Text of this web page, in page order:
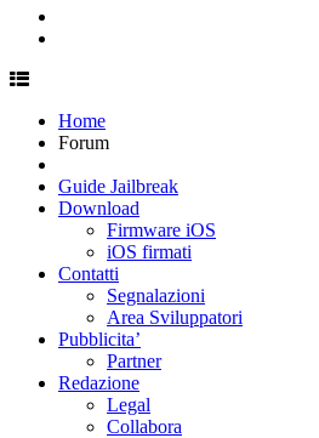
Home
Forum
Guide Jailbreak
Download
Firmware iOS
iOS firmati
Contatti
Segnalazioni
Area Sviluppatori
Pubblicita’
Partner
Redazione
Legal
Collabora